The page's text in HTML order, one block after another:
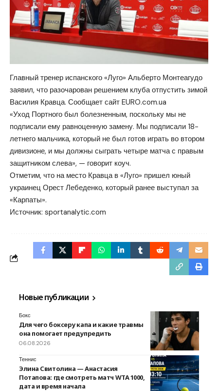
Главный тренер испанского «Луго» Альберто Монтеагудо
заявил, что разочарован решением клуба отпустить зимой
Василия Кравца. Сообщает сайт EURO.com.ua
«Уход Портного был болезненным, поскольку мы не
подписали ему равноценную замену. Мы подписали 18-
летнего мальчика, который не был готов играть во втором
дивизионе, и мы должны сыграть четыре матча с правым
защитником слева», — говорит коуч.
Отметим, что на место Кравца в «Луго» пришел юный
украинец Орест Лебеденко, который ранее выступал за
«Карпаты».
Источник: sportanalytic.com
Новые публикации
Бокс
Для чего боксеру капа и какие травмы
она помогает предупредить
06.08.2026
Теннис
Элина Свитолина — Анастасия
Потапова: где смотреть матч WTA 1000,
дата и время начала